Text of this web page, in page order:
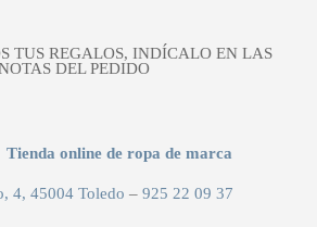
TUS REGALOS, INDÍCALO EN LAS
DEL PEDIDO
online de ropa de marca
4, 45004 Toledo –925 22 09 37